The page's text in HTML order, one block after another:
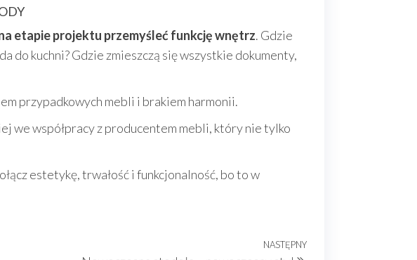
etapie projektu przemyśleć funkcję wnętrz. Gdzie
do kuchni? Gdzie zmieszczą się wszystkie dokumenty,
przypadkowych mebli i brakiem harmonii.
we współpracy z producentem mebli, który nie tylko
estetykę, trwałość i funkcjonalność, bo to w
Następny
NASTĘPNY